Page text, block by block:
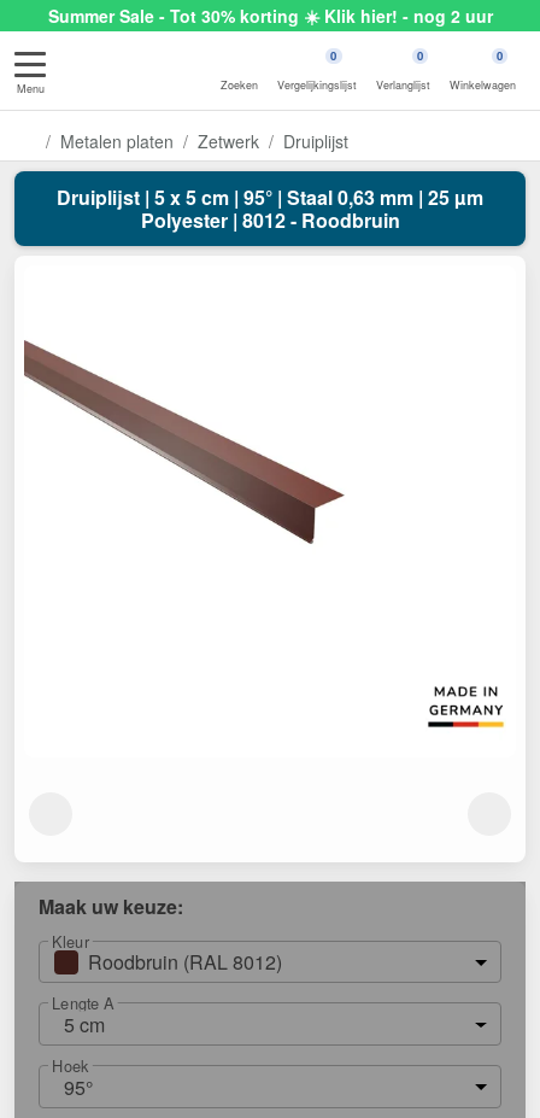
Summer Sale - Tot 30% korting ☀️ Klik hier! - nog 2 uur
Menu Zoeken
0
Vergelijkingslijst
0
Verlanglijst
0
Winkelwagen
Metalen platen Zetwerk Druiplijst
Druiplijst | 5 x 5 cm | 95° | Staal 0,63 mm | 25 µm
Polyester | 8012 - Roodbruin
Maak uw keuze:
Kleur
Roodbruin (RAL 8012)
Lengte A
5 cm
Hoek
95°